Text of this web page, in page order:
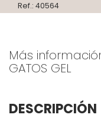
Ref.: 40564
Más información
GATOS GEL
DESCRIPCIÓN